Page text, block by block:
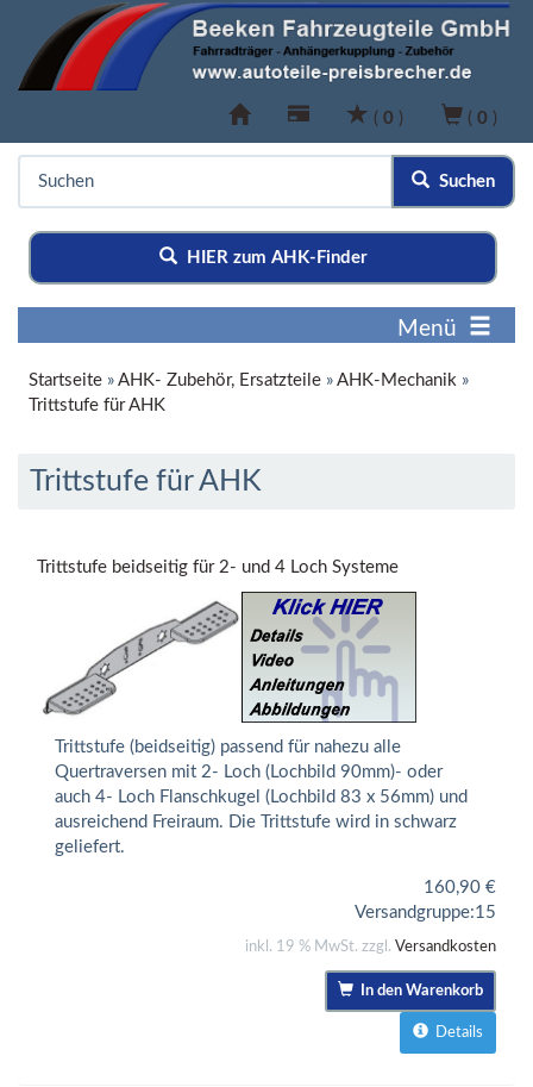
( 0 ) ( 0 )
Suchen
HIER zum AHK-Finder
Menü
Startseite » AHK- Zubehör, Ersatzteile » AHK-Mechanik »
Trittstufe für AHK
Trittstufe für AHK
Trittstufe beidseitig für 2- und 4 Loch Systeme
Trittstufe (beidseitig) passend für nahezu alle
Quertraversen mit 2- Loch (Lochbild 90mm)- oder
auch 4- Loch Flanschkugel (Lochbild 83 x 56mm) und
ausreichend Freiraum. Die Trittstufe wird in schwarz
geliefert.
160,90 €
Versandgruppe:15
inkl. 19 % MwSt. zzgl. Versandkosten
In den Warenkorb
Details